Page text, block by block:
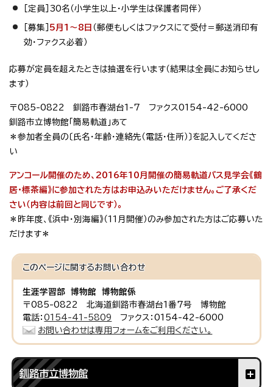
［定員］30名（小学生以上・小学生は保護者同伴）
［募集］ 5月1～8日 （郵便もしくはファクスにて受付＝郵送消印有
効・ファクス必着）
応募が定員を超えたときは抽選を行います（結果は全員にお知らせし
ます）
〒085-0822 釧路市春湖台1-7 ファクス0154-42-6000
釧路市立博物館「簡易軌道」あて
＊参加者全員の〔氏名・年齢・連絡先（電話・住所）〕を記入してくださ
い
アンコール開催のため、2016年10月開催の簡易軌道バス見学会《鶴
居・標茶編》に参加された方はお申込みいただけません。ご了承くだ
さい（内容は前回と同じです）。
＊昨年度、《浜中・別海編》（11月開催）のみ参加された方はご応募いた
だけます＊
このページに関するお問い合わせ
生涯学習部 博物館 博物館係
〒085-0822 北海道釧路市春湖台1番7号 博物館
電話：0154-41-5809
ファクス：0154-42-6000
お問い合わせは専用フォームをご利用ください。
釧路市立博物館